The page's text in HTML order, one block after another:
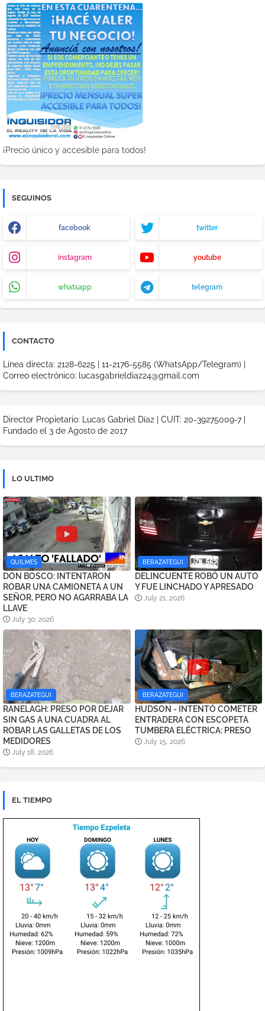
¡Precio único y accesible para todos!
SEGUINOS
facebook twitter
instagram youtube
whatsapp telegram
CONTACTO
Línea directa: 2128-6225 | 11-2176-5585 (WhatsApp/Telegram) |
Correo electrónico: lucasgabrieldiaz24@gmail.com
Director Propietario: Lucas Gabriel Díaz | CUIT: 20-39275009-7 |
Fundado el 3 de Agosto de 2017
LO ULTIMO
QUILMES
DON BOSCO: INTENTARON
ROBAR UNA CAMIONETA A UN
SEÑOR, PERO NO AGARRABA LA
LLAVE
July 30, 2026
BERAZATEGUI
DELINCUENTE ROBÓ UN AUTO
Y FUE LINCHADO Y APRESADO
July 21, 2026
BERAZATEGUI
RANELAGH: PRESO POR DEJAR
SIN GAS A UNA CUADRA AL
ROBAR LAS GALLETAS DE LOS
MEDIDORES
July 18, 2026
BERAZATEGUI
HUDSON - INTENTÓ COMETER
ENTRADERA CON ESCOPETA
TUMBERA ELÉCTRICA: PRESO
July 15, 2026
EL TIEMPO